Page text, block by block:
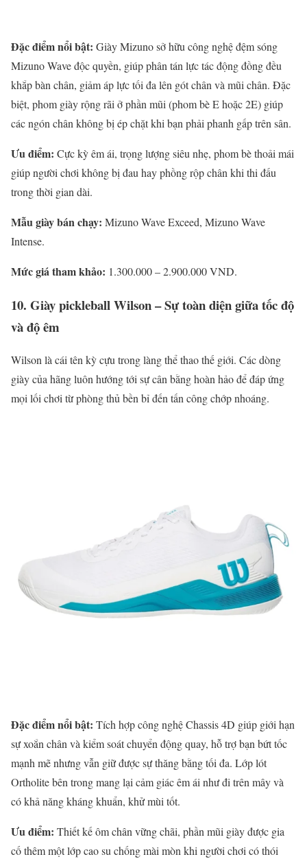
Đặc điểm nổi bật: Giày Mizuno sở hữu công nghệ đệm sóng
Mizuno Wave độc quyền, giúp phân tán lực tác động đồng đều
khắp bàn chân, giảm áp lực tối đa lên gót chân và mũi chân. Đặc
biệt, phom giày rộng rãi ở phần mũi (phom bè E hoặc 2E) giúp
các ngón chân không bị ép chặt khi bạn phải phanh gấp trên sân.
Ưu điểm: Cực kỳ êm ái, trọng lượng siêu nhẹ, phom bè thoải mái
giúp người chơi không bị đau hay phồng rộp chân khi thi đấu
trong thời gian dài.
Mẫu giày bán chạy: Mizuno Wave Exceed, Mizuno Wave
Intense.
Mức giá tham khảo: 1.300.000 – 2.900.000 VND.
10. Giày pickleball Wilson – Sự toàn diện giữa tốc độ
và độ êm
Wilson là cái tên kỳ cựu trong làng thể thao thế giới. Các dòng
giày của hãng luôn hướng tới sự cân bằng hoàn hảo để đáp ứng
mọi lối chơi từ phòng thủ bền bỉ đến tấn công chớp nhoáng.
Đặc điểm nổi bật: Tích hợp công nghệ Chassis 4D giúp giới hạn
sự xoắn chân và kiểm soát chuyển động quay, hỗ trợ bạn bứt tốc
mạnh mẽ nhưng vẫn giữ được sự thăng bằng tối đa. Lớp lót
Ortholite bên trong mang lại cảm giác êm ái như đi trên mây và
có khả năng kháng khuẩn, khử mùi tốt.
Ưu điểm: Thiết kế ôm chân vững chãi, phần mũi giày được gia
cố thêm một lớp cao su chống mài mòn khi người chơi có thói